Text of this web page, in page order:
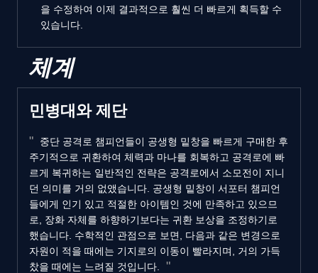
을 수정하여 이제 결과적으로 훨씬 더 빠르게 획득할 수
있습니다.
체계
민병대와 제단
중단 공격로 챔피언들이 공생형 밑창을 빠르게 구매한 후
주기적으로 귀환하여 체력과 마나를 회복하고 공격로에 빠
르게 복귀하는 일반적인 전략은 공격로에서 소모전이 지니
던 의미를 거의 없앴습니다. 공생형 밑창이 서포터 챔피언
들에게 인기 있고 적절한 아이템인 것에 만족하고 있으므
로, 장화 자체를 하향하기보다는 귀환 보상을 조정하기로
했습니다. 수학적인 관점으로 보면, 다음과 같은 변경으로
자원이 적을 때에는 기지로의 이동이 빨라지며, 거의 가득
찼을 때에는 느려질 것입니다.